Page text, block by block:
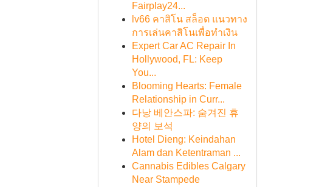
Fairplay24...
lv66 คาสิโน สล็อต แนวทาง
การเล่นคาสิโนเพื่อทำเงิน
Expert Car AC Repair In
Hollywood, FL: Keep
You...
Blooming Hearts: Female
Relationship in Curr...
다낭 베안스파: 숨겨진 휴
양의 보석
Hotel Dieng: Keindahan
Alam dan Ketentraman ...
Cannabis Edibles Calgary
Near Stampede